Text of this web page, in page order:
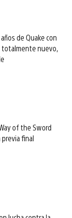
de Quake con
totalmente nuevo,
of the Sword
final